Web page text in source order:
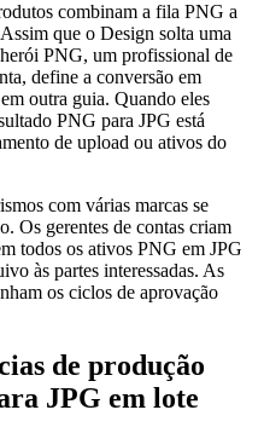
combinam a fila PNG a
que o Design solta uma
PNG, um profissional de
define a conversão em
outra guia. Quando eles
PNG para JPG está
de upload ou ativos do
com várias marcas se
Os gerentes de contas criam
todos os ativos PNG em JPG
às partes interessadas. As
os ciclos de aprovação
de produção
JPG em lote